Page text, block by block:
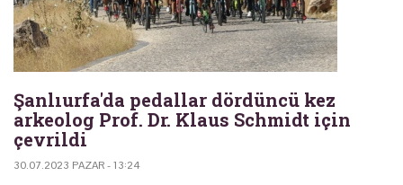
Şanlıurfa'da pedallar dördüncü kez
arkeolog Prof. Dr. Klaus Schmidt için
çevrildi
30.07.2023 PAZAR - 13:24